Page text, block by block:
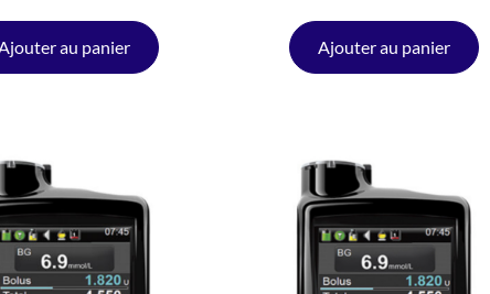
Ajouter au panier Ajouter au panier